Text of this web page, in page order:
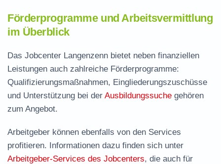
Förderprogramme und Arbeitsvermittlung
im Überblick
Das Jobcenter Langenzenn bietet neben finanziellen
Leistungen auch zahlreiche Förderprogramme:
Qualifizierungsmaßnahmen, Eingliederungszuschüsse
und Unterstützung bei der Ausbildungssuche gehören
zum Angebot.
Arbeitgeber können ebenfalls von den Services
profitieren. Informationen dazu finden sich unter
Arbeitgeber-Services des Jobcenters, die auch für